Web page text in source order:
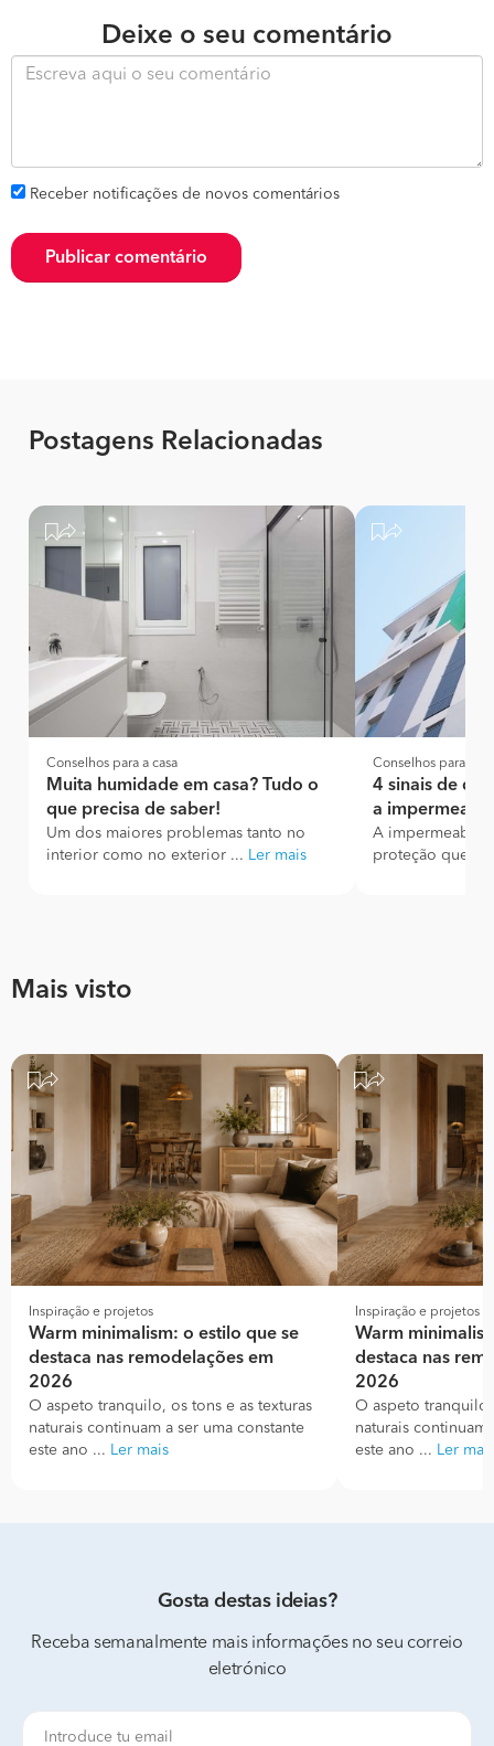
Deixe o seu comentário
Receber notificações de novos comentários
Publicar comentário
Postagens Relacionadas
Conselhos para a casa
Muita humidade em casa? Tudo o
que precisa de saber!
Um dos maiores problemas tanto no
interior como no exterior ... Ler mais
Conselhos para a
4 sinais de
a
A
proteção que
Mais visto
Inspiração e projetos
Warm minimalism: o estilo que se
destaca nas remodelações em
2026
O aspeto tranquilo, os tons e as texturas
naturais continuam a ser uma constante
este ano ... Ler mais
Inspiração e projetos
Warm
destaca nas
2026
O aspeto
naturais continuam
este ano ... Ler mais
Gosta destas ideias?
Receba semanalmente mais informações no seu correio
eletrónico